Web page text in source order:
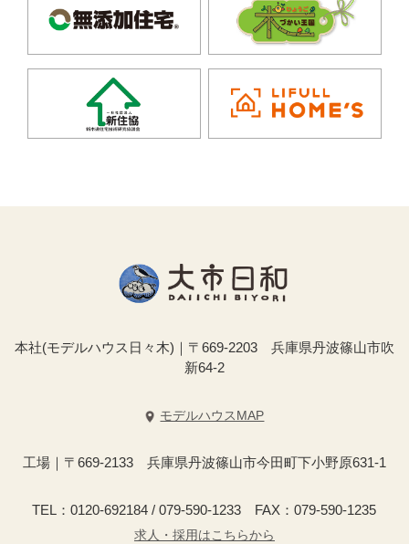
本社(モデルハウス日々木)｜〒669-2203 兵庫県丹波篠山市吹
新64-2
モデルハウスMAP
工場｜〒669-2133 兵庫県丹波篠山市今田町下小野原631-1
TEL：0120-692184 / 079-590-1233 FAX：079-590-1235
求人・採用はこちらから